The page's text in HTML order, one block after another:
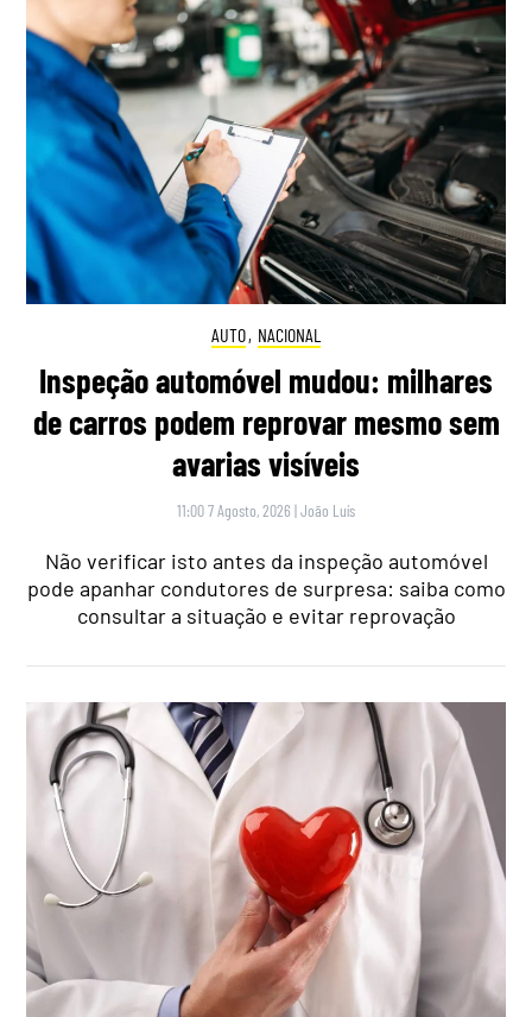
AUTO, NACIONAL
Inspeção automóvel mudou: milhares
de carros podem reprovar mesmo sem
avarias visíveis
11:00 7 Agosto, 2026 |João Luís
Não verificar isto antes da inspeção automóvel
pode apanhar condutores de surpresa: saiba como
consultar a situação e evitar reprovação